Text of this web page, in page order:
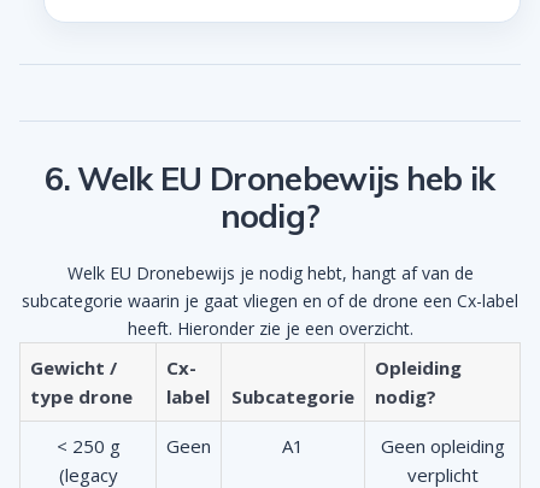
6. Welk EU Dronebewijs heb ik
nodig?
Welk EU Dronebewijs je nodig hebt, hangt af van de
subcategorie waarin je gaat vliegen en of de drone een Cx-label
heeft. Hieronder zie je een overzicht.
Gewicht /
type drone
Cx-
label
Subcategorie
Opleiding
nodig?
< 250 g
(legacy
Geen A1
Geen opleiding
verplicht